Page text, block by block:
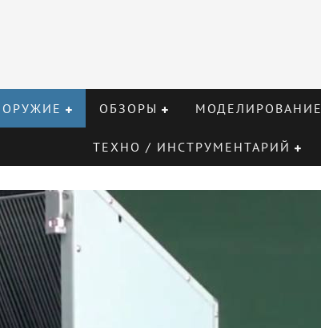
ОРУЖИЕ ОБЗОРЫ МОДЕЛИРОВАНИЕ
ТЕХНО / ИНСТРУМЕНТАРИЙ